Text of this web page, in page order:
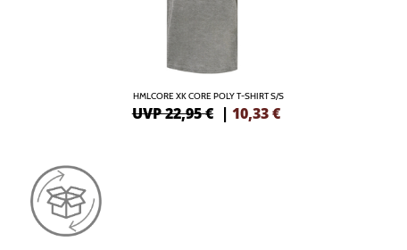
HMLCORE XK CORE POLY T-SHIRT S/S
UVP 22,95 € | 10,33€